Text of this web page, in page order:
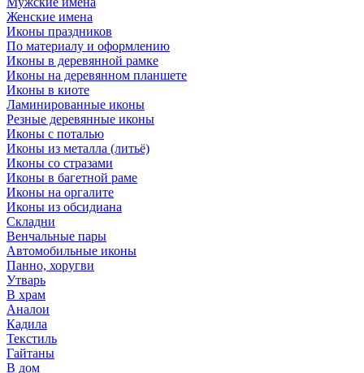
Женские имена
Иконы праздников
По материалу и оформлению
Иконы в деревянной рамке
Иконы на деревянном планшете
Иконы в киоте
Ламинированные иконы
Резные деревянные иконы
Иконы с поталью
Иконы из металла (литьё)
Иконы со стразами
Иконы в багетной раме
Иконы на оргалите
Иконы из обсидиана
Складни
Венчальные пары
Автомобильные иконы
Панно, хоругви
Утварь
В храм
Аналои
Кадила
Текстиль
Гайтаны
В дом